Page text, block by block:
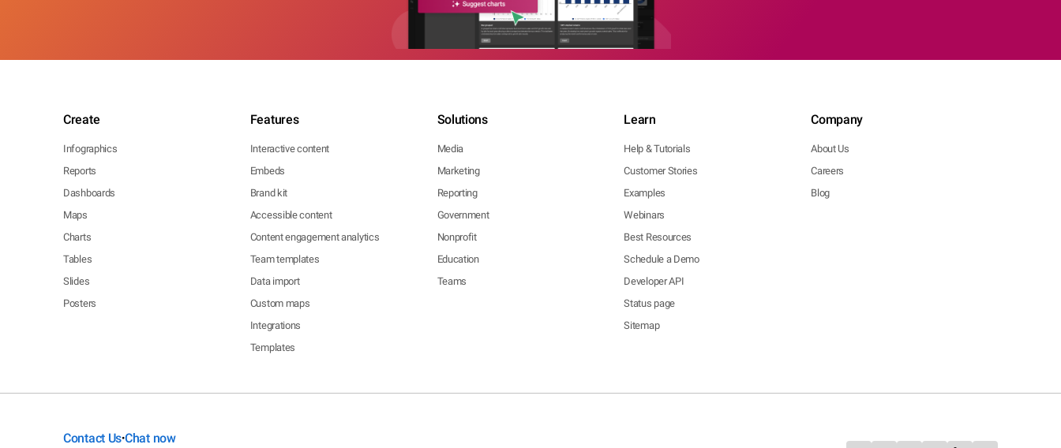
Create
Infographics
Reports
Dashboards
Maps
Charts
Tables
Slides
Posters
Features
Interactive content
Embeds
Brand kit
Accessible content
Content engagement analytics
Team templates
Data import
Custom maps
Integrations
Templates
Solutions
Media
Marketing
Reporting
Government
Nonprofit
Education
Teams
Learn
Help & Tutorials
Customer Stories
Examples
Webinars
Best Resources
Schedule a Demo
Developer API
Status page
Sitemap
Company
About Us
Careers
Blog
Contact Us•Chat now